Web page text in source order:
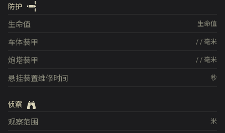
防护
生命值
生命值
/ / 毫米
车体装甲
/ / 毫米
炮塔装甲
秒
悬挂装置维修时间
侦察
米
观察范围